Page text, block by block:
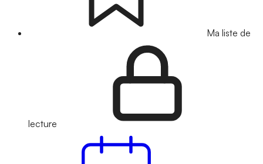
Ma liste de
lecture